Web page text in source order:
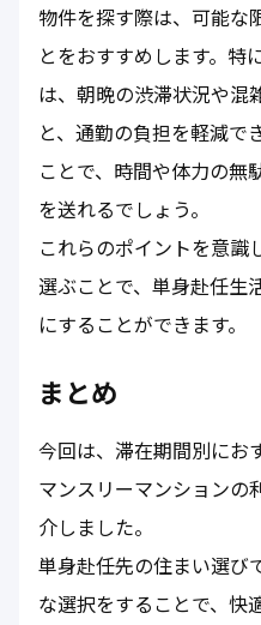
物件を探す際は、可能な
とをおすすめします。特
は、朝晩の渋滞状況や混
と、通勤の負担を軽減で
ことで、時間や体力の無
を送れるでしょう。
これらのポイントを意識
選ぶことで、単身赴任生
にすることができます。
まとめ
今回は、滞在期間別にお
マンスリーマンションの
介しました。
単身赴任先の住まい選び
な選択をすることで、快